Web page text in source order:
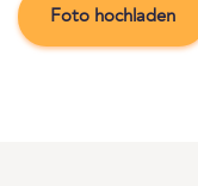
Foto hochladen